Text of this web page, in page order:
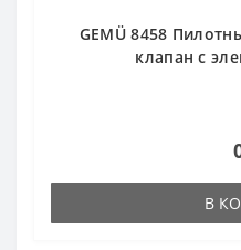
GEMÜ 8458
клапан с
В